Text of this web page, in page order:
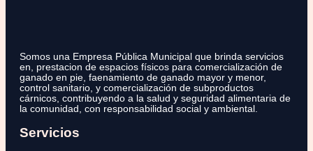
Somos una Empresa Pública Municipal que brinda servicios
en, prestacion de espacios físicos para comercialización de
ganado en pie, faenamiento de ganado mayor y menor,
control sanitario, y comercialización de subproductos
cárnicos, contribuyendo a la salud y seguridad alimentaria de
la comunidad, con responsabilidad social y ambiental.
Servicios